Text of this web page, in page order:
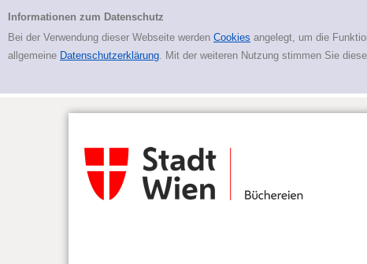
Erweiterte Suche
Informationen zum Datenschutz
Bei der Verwendung dieser Webseite werden Cookies angelegt, um die
allgemeine Datenschutzerklärung. Mit der weiteren Nutzung stimmen Sie